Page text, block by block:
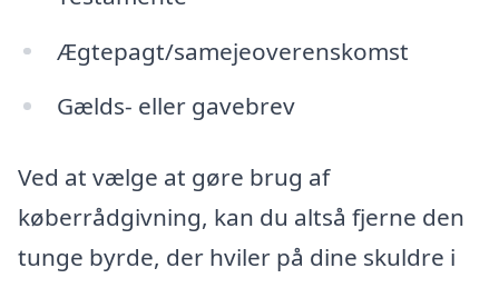
Ægtepagt/samejeoverenskomst
Gælds- eller gavebrev
Ved at vælge at gøre brug af
køberrådgivning, kan du altså fjerne den
tunge byrde, der hviler på dine skuldre i